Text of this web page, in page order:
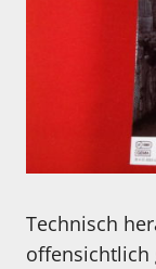
Technisch
offensichtlich